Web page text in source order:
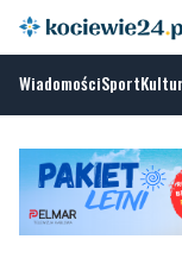
WiadomościSport